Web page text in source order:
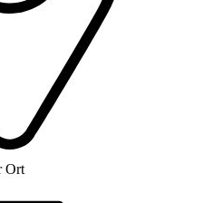
Ort